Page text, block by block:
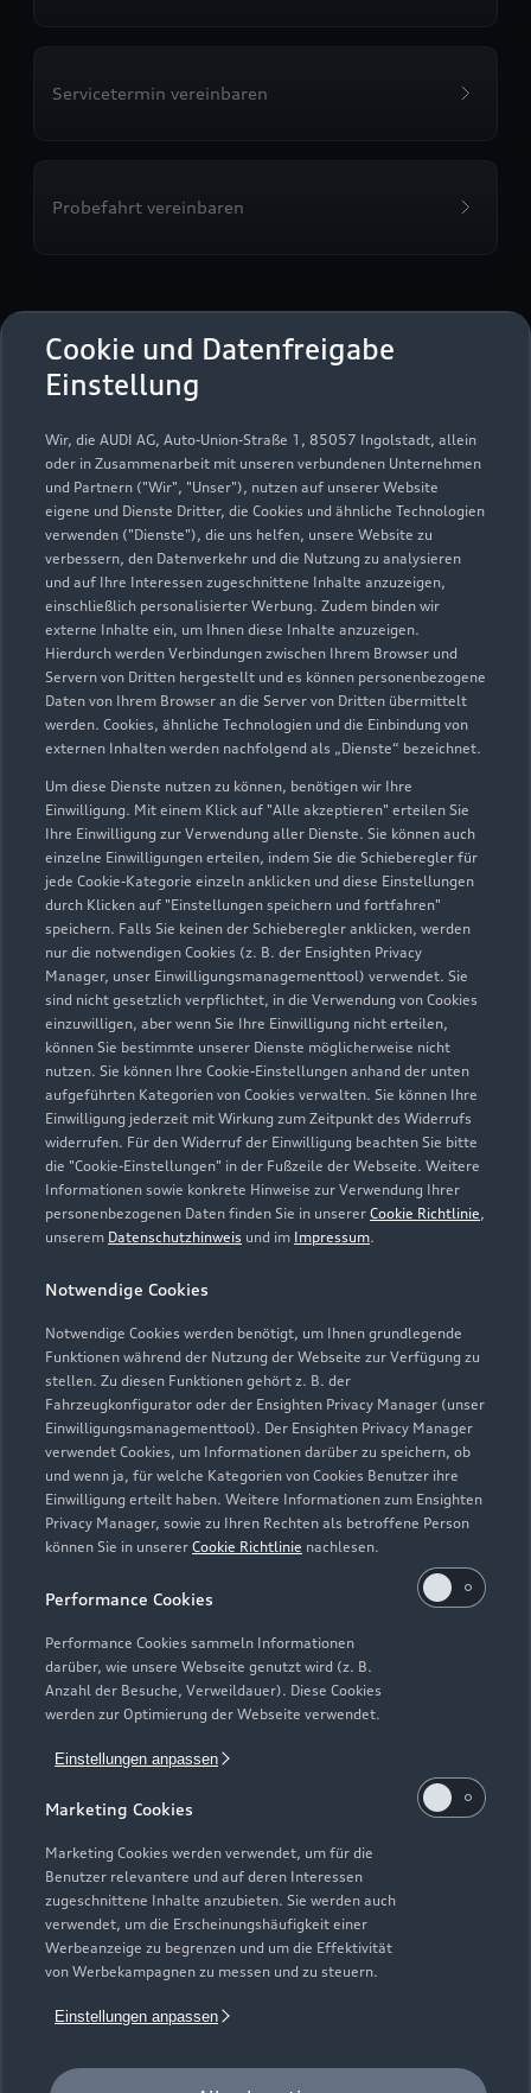
Cookie und Datenfreigabe
Einstellung
Wir, die AUDI AG, Auto-Union-Straße 1, 85057 Ingolstadt, allein
oder in Zusammenarbeit mit unseren verbundenen Unternehmen
und Partnern ("Wir", "Unser"), nutzen auf unserer Website
eigene und Dienste Dritter, die Cookies und ähnliche Technologien
verwenden ("Dienste"), die uns helfen, unsere Website zu
verbessern, den Datenverkehr und die Nutzung zu analysieren
und auf Ihre Interessen zugeschnittene Inhalte anzuzeigen,
einschließlich personalisierter Werbung. Zudem binden wir
externe Inhalte ein, um Ihnen diese Inhalte anzuzeigen.
Hierdurch werden Verbindungen zwischen Ihrem Browser und
Servern von Dritten hergestellt und es können personenbezogene
Daten von Ihrem Browser an die Server von Dritten übermittelt
werden. Cookies, ähnliche Technologien und die Einbindung von
externen Inhalten werden nachfolgend als „Dienste“ bezeichnet.
Um diese Dienste nutzen zu können, benötigen wir Ihre
Einwilligung. Mit einem Klick auf "Alle akzeptieren" erteilen Sie
Ihre Einwilligung zur Verwendung aller Dienste. Sie können auch
einzelne Einwilligungen erteilen, indem Sie die Schieberegler für
jede Cookie-Kategorie einzeln anklicken und diese Einstellungen
durch Klicken auf "Einstellungen speichern und fortfahren"
speichern. Falls Sie keinen der Schieberegler anklicken, werden
nur die notwendigen Cookies (z. B. der Ensighten Privacy
Manager, unser Einwilligungsmanagementtool) verwendet. Sie
sind nicht gesetzlich verpflichtet, in die Verwendung von Cookies
einzuwilligen, aber wenn Sie Ihre Einwilligung nicht erteilen,
können Sie bestimmte unserer Dienste möglicherweise nicht
nutzen. Sie können Ihre Cookie-Einstellungen anhand der unten
aufgeführten Kategorien von Cookies verwalten. Sie können Ihre
Einwilligung jederzeit mit Wirkung zum Zeitpunkt des Widerrufs
widerrufen. Für den Widerruf der Einwilligung beachten Sie bitte
die "Cookie-Einstellungen" in der Fußzeile der Webseite. Weitere
Informationen sowie konkrete Hinweise zur Verwendung Ihrer
personenbezogenen Daten finden Sie in unserer Cookie Richtlinie,
unserem Datenschutzhinweis und im Impressum.
Notwendige Cookies
Notwendige Cookies werden benötigt, um Ihnen grundlegende
Funktionen während der Nutzung der Webseite zur Verfügung zu
stellen. Zu diesen Funktionen gehört z. B. der
Fahrzeugkonfigurator oder der Ensighten Privacy Manager (unser
Einwilligungsmanagementtool). Der Ensighten Privacy Manager
verwendet Cookies, um Informationen darüber zu speichern, ob
und wenn ja, für welche Kategorien von Cookies Benutzer ihre
Einwilligung erteilt haben. Weitere Informationen zum Ensighten
Privacy Manager, sowie zu Ihren Rechten als betroffene Person
können Sie in unserer Cookie Richtlinie nachlesen.
Performance Cookies
Performance Cookies sammeln Informationen
darüber, wie unsere Webseite genutzt wird (z. B.
Anzahl der Besuche, Verweildauer). Diese Cookies
werden zur Optimierung der Webseite verwendet.
Einstellungen anpassen
Marketing Cookies
Marketing Cookies werden verwendet, um für die
Benutzer relevantere und auf deren Interessen
zugeschnittene Inhalte anzubieten. Sie werden auch
verwendet, um die Erscheinungshäufigkeit einer
Werbeanzeige zu begrenzen und um die Effektivität
von Werbekampagnen zu messen und zu steuern.
Einstellungen anpassen
Servicetermin vereinbaren
Probefahrt vereinbaren
Audi Zentrum Halle Nord
Autoverkauf
Servicepartner
Rennbahnkreuz 1
06122 Halle
0345 2115700
info.audi@asa-gruppe.de
Kontaktdaten herunterladen
Öffnungszeiten
Verkauf
Geöffnet bis19:00
Service
Geöffnet bis19:00
Zurück nach oben
Modelle
Elektromodelle
Plug-in-Hybride
Neuwagensuche
Gebrauchtwagensuche
Geschäftskunden
Service & Zubehör
Saisonale Angebote
Audi Services
Garantie
Audi digital services
myAudi
Support
Audi Code
Häufige Fragen (FAQ)
Audi Online Beratung
Online-Terminvereinbarung
Servicekontakt
Über Audi
Unternehmen
Karriere
Investor Relations
Audi erleben
© 2026 AUDI AG. Alle Rechte vorbehalten
Impressum Rechtliches
Cookie-Richtlinie